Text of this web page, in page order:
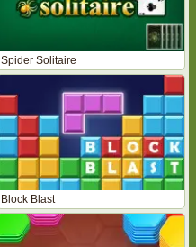
Spider Solitaire
Block Blast